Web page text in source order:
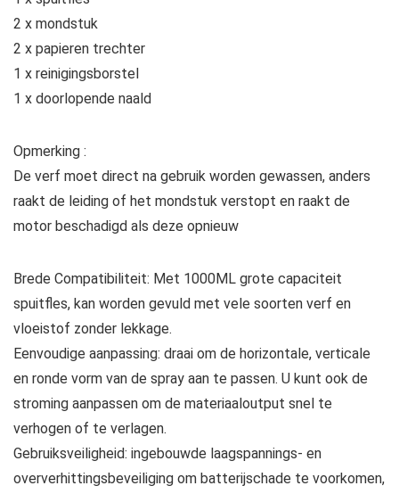
2 x mondstuk
2 x papieren trechter
1 x reinigingsborstel
1 x doorlopende naald
Opmerking :
De verf moet direct na gebruik worden gewassen, anders
raakt de leiding of het mondstuk verstopt en raakt de
motor beschadigd als deze opnieuw
Brede Compatibiliteit: Met 1000ML grote capaciteit
spuitfles, kan worden gevuld met vele soorten verf en
vloeistof zonder lekkage.
Eenvoudige aanpassing: draai om de horizontale, verticale
en ronde vorm van de spray aan te passen. U kunt ook de
stroming aanpassen om de materiaaloutput snel te
verhogen of te verlagen.
Gebruiksveiligheid: ingebouwde laagspannings- en
oververhittingsbeveiliging om batterijschade te voorkomen,